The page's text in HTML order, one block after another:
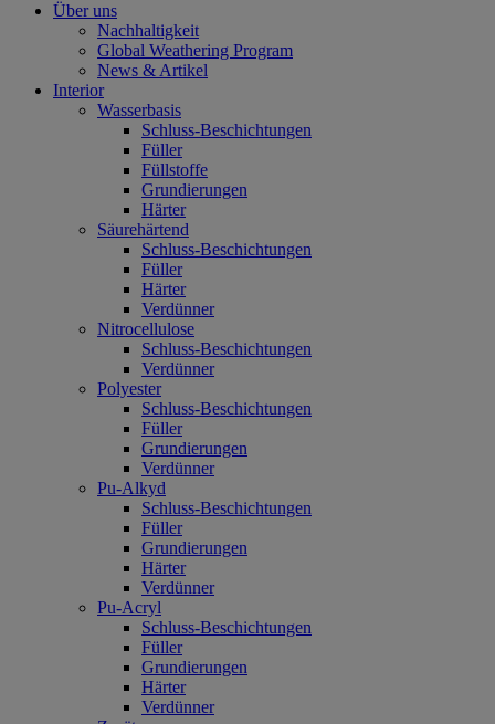
Über uns
Nachhaltigkeit
Global Weathering Program
News & Artikel
Interior
Wasserbasis
Schluss-Beschichtungen
Füller
Füllstoffe
Grundierungen
Härter
Säurehärtend
Schluss-Beschichtungen
Füller
Härter
Verdünner
Nitrocellulose
Schluss-Beschichtungen
Verdünner
Polyester
Schluss-Beschichtungen
Füller
Grundierungen
Verdünner
Pu-Alkyd
Schluss-Beschichtungen
Füller
Grundierungen
Härter
Verdünner
Pu-Acryl
Schluss-Beschichtungen
Füller
Grundierungen
Härter
Verdünner